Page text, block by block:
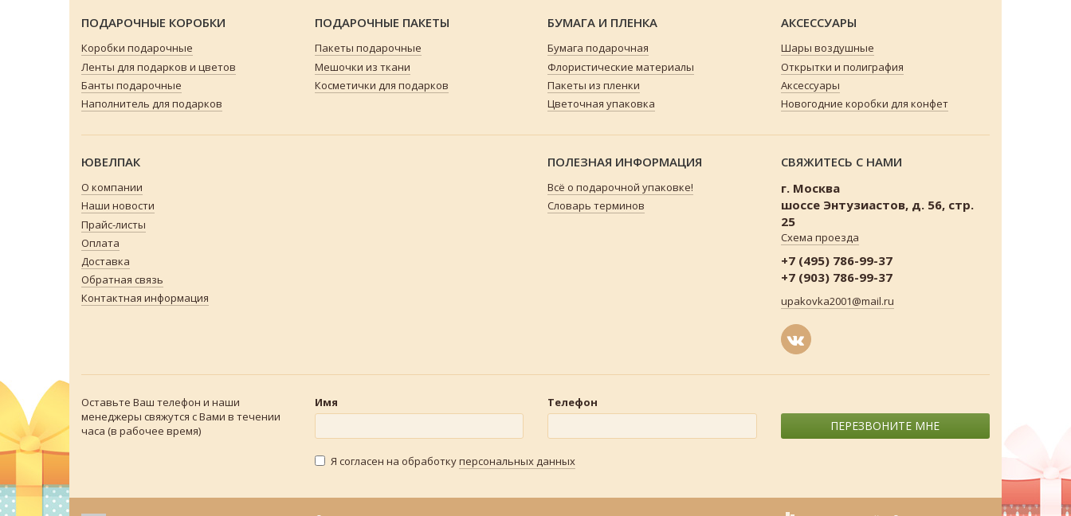
ПОДАРОЧНЫЕ КОРОБКИ
Коробки подарочные
Ленты для подарков и цветов
Банты подарочные
Наполнитель для подарков
ПОДАРОЧНЫЕ ПАКЕТЫ
Пакеты подарочные
Мешочки из ткани
Косметички для подарков
БУМАГА И ПЛЕНКА
Бумага подарочная
Флористические материалы
Пакеты из пленки
Цветочная упаковка
АКСЕССУАРЫ
Шары воздушные
Открытки и полиграфия
Аксессуары
Новогодние коробки для конфет
ЮВЕЛПАК
О компании
Наши новости
Прайс-листы
Оплата
Доставка
Обратная связь
Контактная информация
ПОЛЕЗНАЯ ИНФОРМАЦИЯ
Всё о подарочной упаковке!
Словарь терминов
СВЯЖИТЕСЬ С НАМИ
г. Москва
шоссе Энтузиастов, д. 56, стр.
25
Схема проезда
+7 (495) 786-99-37
+7 (903) 786-99-37
upakovka2001@mail.ru
Оставьте Ваш телефон и наши
менеджеры свяжутся с Вами в течении
часа (в рабочее время)
Имя Телефон
ПЕРЕЗВОНИТЕ МНЕ
Я согласен на обработкуперсональных данных